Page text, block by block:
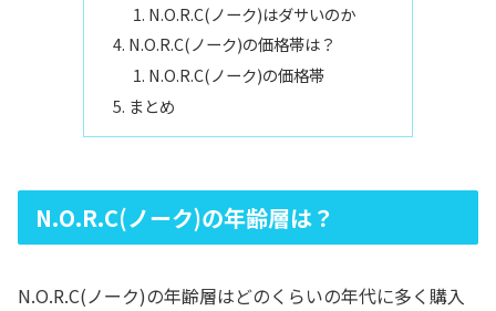
N.O.R.C(ノーク)はダサいのか
N.O.R.C(ノーク)の価格帯は？
N.O.R.C(ノーク)の価格帯
まとめ
N.O.R.C(ノーク)の年齢層は？
N.O.R.C(ノーク)の年齢層はどのくらいの年代に多く購入